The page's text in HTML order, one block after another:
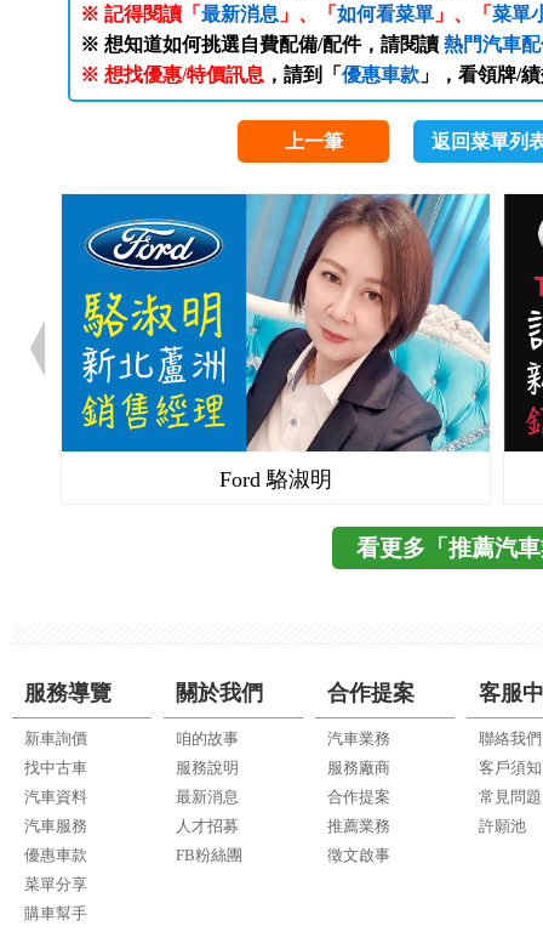
※ 記得閱讀「 最新消息 」、「 如何看菜單」、「 菜單
※ 想知道如何挑選自費配備/配件，請閱讀 熱門汽車
※ 想找優惠/特價訊息 ，請到「 優惠車款」，看領牌/
上一筆 返回菜單列
Ford 駱淑明
看更多「推薦汽
服務導覽
新車詢價
找中古車
汽車資料
汽車服務
優惠車款
菜單分享
購車幫手
關於我們
咱的故事
服務說明
最新消息
人才招募
FB粉絲團
合作提案
汽車業務
服務廠商
合作提案
推薦業務
徵文啟事
客服
聯絡我們
客戶須知
常見問題
許願池